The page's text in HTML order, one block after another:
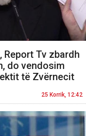
Report Tv zbardh
do vendosim
të Zvërnecit
25 Korrik, 12:42